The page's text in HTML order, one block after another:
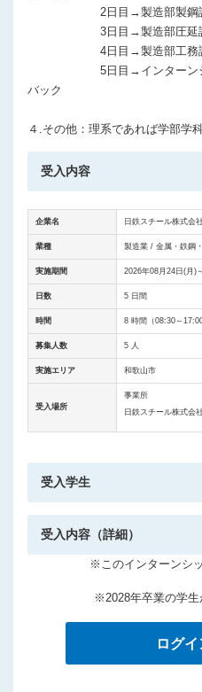
2日目→製造部製鋼課
3日目→製造部圧延課
4日目→製造部工務課 電
5日目→インターンシッ
バック
４.その他：理系であれば学部学
受入内容
企業名 日鉄スチール株式会社
業種 製造業 / 金属・鉄鋼
実施期間 2026年08月24日(月)
日数 5 日間
時間 8 時間（08:30～17:00
募集人数 5 人
実施エリア 和歌山市
受入場所
事業所
日鉄スチール株式
受入学生
受入内容（詳細）
※このインターンシ
※2028年卒業の学生
ログ